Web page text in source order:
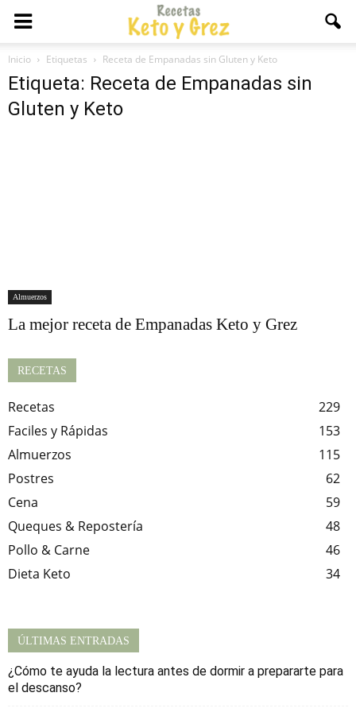
Inicio Etiquetas Receta de Empanadas sin Gluten y Keto
Etiqueta: Receta de Empanadas sin
Gluten y Keto
Almuerzos
La mejor receta de Empanadas Keto y Grez
RECETAS
Recetas
229
Faciles y Rápidas
153
Almuerzos
115
Postres
62
Cena
59
Queques & Repostería
48
Pollo & Carne
46
Dieta Keto
34
ÚLTIMAS ENTRADAS
¿Cómo te ayuda la lectura antes de dormir a prepararte para
el descanso?